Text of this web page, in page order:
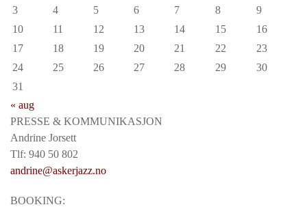
3
4 5 6 7 8
9
10
11 12 13 14 15
16
17
18 19 20 21 22
23
24
25 26 27 28 29
30
31
« aug
PRESSE & KOMMUNIKASJON
Andrine Jorsett
Tlf: 940 50 802
andrine@askerjazz.no
BOOKING: